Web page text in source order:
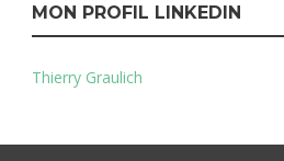
MON PROFIL LINKEDIN
Thierry Graulich